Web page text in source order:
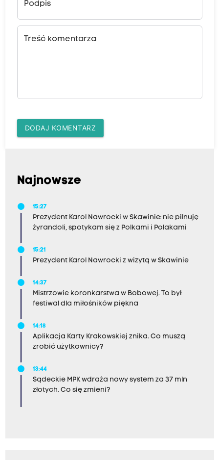
Podpis
Treść komentarza
DODAJ KOMENTARZ
Najnowsze
15:27
Prezydent Karol Nawrocki w Skawinie: nie pilnuję
żyrandoli, spotykam się z Polkami i Polakami
15:21
Prezydent Karol Nawrocki z wizytą w Skawinie
14:37
Mistrzowie koronkarstwa w Bobowej. To był
festiwal dla miłośników piękna
14:18
Aplikacja Karty Krakowskiej znika. Co muszą
zrobić użytkownicy?
13:44
Sądeckie MPK wdraża nowy system za 37 mln
złotych. Co się zmieni?